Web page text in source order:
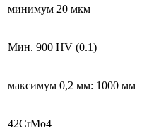
минимум 20 мкм
Мин. 900 HV (0.1)
максимум 0,2 мм: 1000 мм
42CrMo4